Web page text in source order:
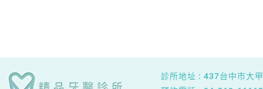
診所地址 : 437台中市大